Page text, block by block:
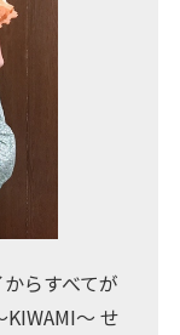
らすべてが
～ せ